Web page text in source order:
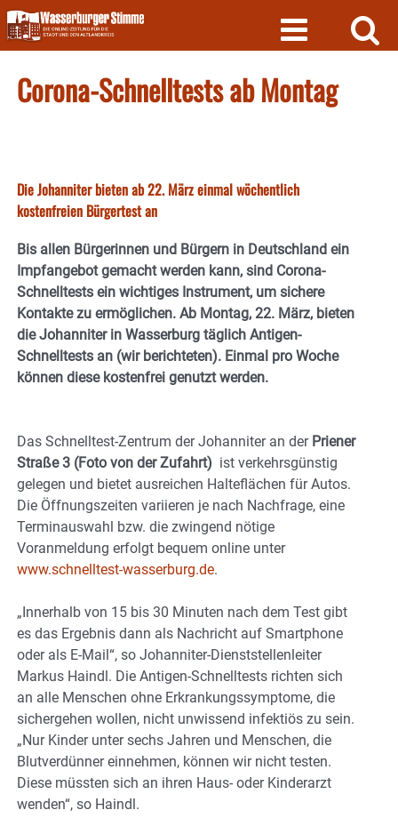
Skip
to
content
Corona-Schnelltests ab Montag
Die Johanniter bieten ab 22. März einmal wöchentlich
kostenfreien Bürgertest an
Bis allen Bürgerinnen und Bürgern in Deutschland ein
Impfangebot gemacht werden kann, sind Corona-
Schnelltests ein wichtiges Instrument, um sichere
Kontakte zu ermöglichen. Ab Montag, 22. März, bieten
die Johanniter in Wasserburg täglich Antigen-
Schnelltests an (wir berichteten). Einmal pro Woche
können diese kostenfrei genutzt werden.
Das Schnelltest-Zentrum der Johanniter an der Priener
Straße 3 (Foto von der Zufahrt) ist verkehrsgünstig
gelegen und bietet ausreichen Halteflächen für Autos.
Die Öffnungszeiten variieren je nach Nachfrage, eine
Terminauswahl bzw. die zwingend nötige
Voranmeldung erfolgt bequem online unter
www.schnelltest-wasserburg.de.
„Innerhalb von 15 bis 30 Minuten nach dem Test gibt
es das Ergebnis dann als Nachricht auf Smartphone
oder als E-Mail“, so Johanniter-Dienststellenleiter
Markus Haindl. Die Antigen-Schnelltests richten sich
an alle Menschen ohne Erkrankungssymptome, die
sichergehen wollen, nicht unwissend infektiös zu sein.
„Nur Kinder unter sechs Jahren und Menschen, die
Blutverdünner einnehmen, können wir nicht testen.
Diese müssten sich an ihren Haus- oder Kinderarzt
wenden“, so Haindl.